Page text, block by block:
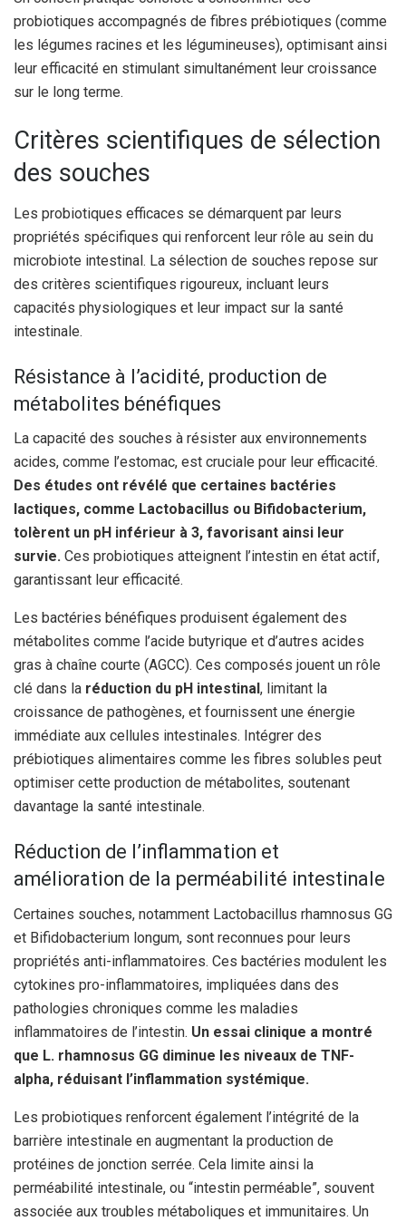
probiotiques accompagnés de fibres prébiotiques (comme
les légumes racines et les légumineuses), optimisant ainsi
leur efficacité en stimulant simultanément leur croissance
sur le long terme.
Critères scientifiques de sélection
des souches
Les probiotiques efficaces se démarquent par leurs
propriétés spécifiques qui renforcent leur rôle au sein du
microbiote intestinal. La sélection de souches repose sur
des critères scientifiques rigoureux, incluant leurs
capacités physiologiques et leur impact sur la santé
intestinale.
Résistance à l’acidité, production de
métabolites bénéfiques
La capacité des souches à résister aux environnements
acides, comme l’estomac, est cruciale pour leur efficacité.
Des études ont révélé que certaines bactéries
lactiques, comme Lactobacillus ou Bifidobacterium,
tolèrent un pH inférieur à 3, favorisant ainsi leur
survie. Ces probiotiques atteignent l’intestin en état actif,
garantissant leur efficacité.
Les bactéries bénéfiques produisent également des
métabolites comme l’acide butyrique et d’autres acides
gras à chaîne courte (AGCC). Ces composés jouent un rôle
clé dans la réduction du pH intestinal , limitant la
croissance de pathogènes, et fournissent une énergie
immédiate aux cellules intestinales. Intégrer des
prébiotiques alimentaires comme les fibres solubles peut
optimiser cette production de métabolites, soutenant
davantage la santé intestinale.
Réduction de l’inflammation et
amélioration de la perméabilité intestinale
Certaines souches, notamment Lactobacillus rhamnosus GG
et Bifidobacterium longum, sont reconnues pour leurs
propriétés anti-inflammatoires. Ces bactéries modulent les
cytokines pro-inflammatoires, impliquées dans des
pathologies chroniques comme les maladies
inflammatoires de l’intestin. Un essai clinique a montré
que L. rhamnosus GG diminue les niveaux de TNF-
alpha, réduisant l’inflammation systémique.
Les probiotiques renforcent également l’intégrité de la
barrière intestinale en augmentant la production de
protéines de jonction serrée. Cela limite ainsi la
perméabilité intestinale, ou “intestin perméable”, souvent
associée aux troubles métaboliques et immunitaires. Un